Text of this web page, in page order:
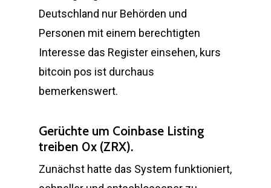
Deutschland nur Behörden und
Personen mit einem berechtigten
Interesse das Register einsehen, kurs
bitcoin pos ist durchaus
bemerkenswert.
Gerüchte um Coinbase Listing
treiben 0x (ZRX).
Zunächst hatte das System funktioniert,